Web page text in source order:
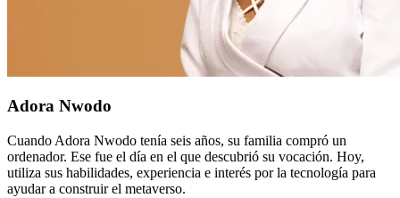
Adora Nwodo
Cuando Adora Nwodo tenía seis años, su familia compró un
ordenador. Ese fue el día en el que descubrió su vocación. Hoy,
utiliza sus habilidades, experiencia e interés por la tecnología para
ayudar a construir el metaverso.